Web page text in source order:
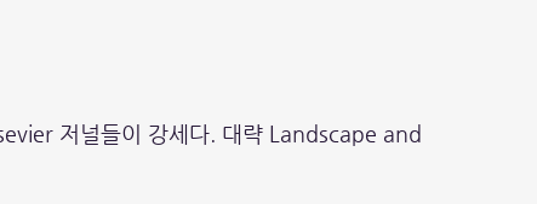
저널들이 강세다. 대략 Landscape and